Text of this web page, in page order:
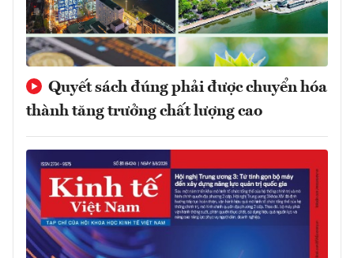
Quyết sách đúng phải được chuyển hóa
thành tăng trưởng chất lượng cao